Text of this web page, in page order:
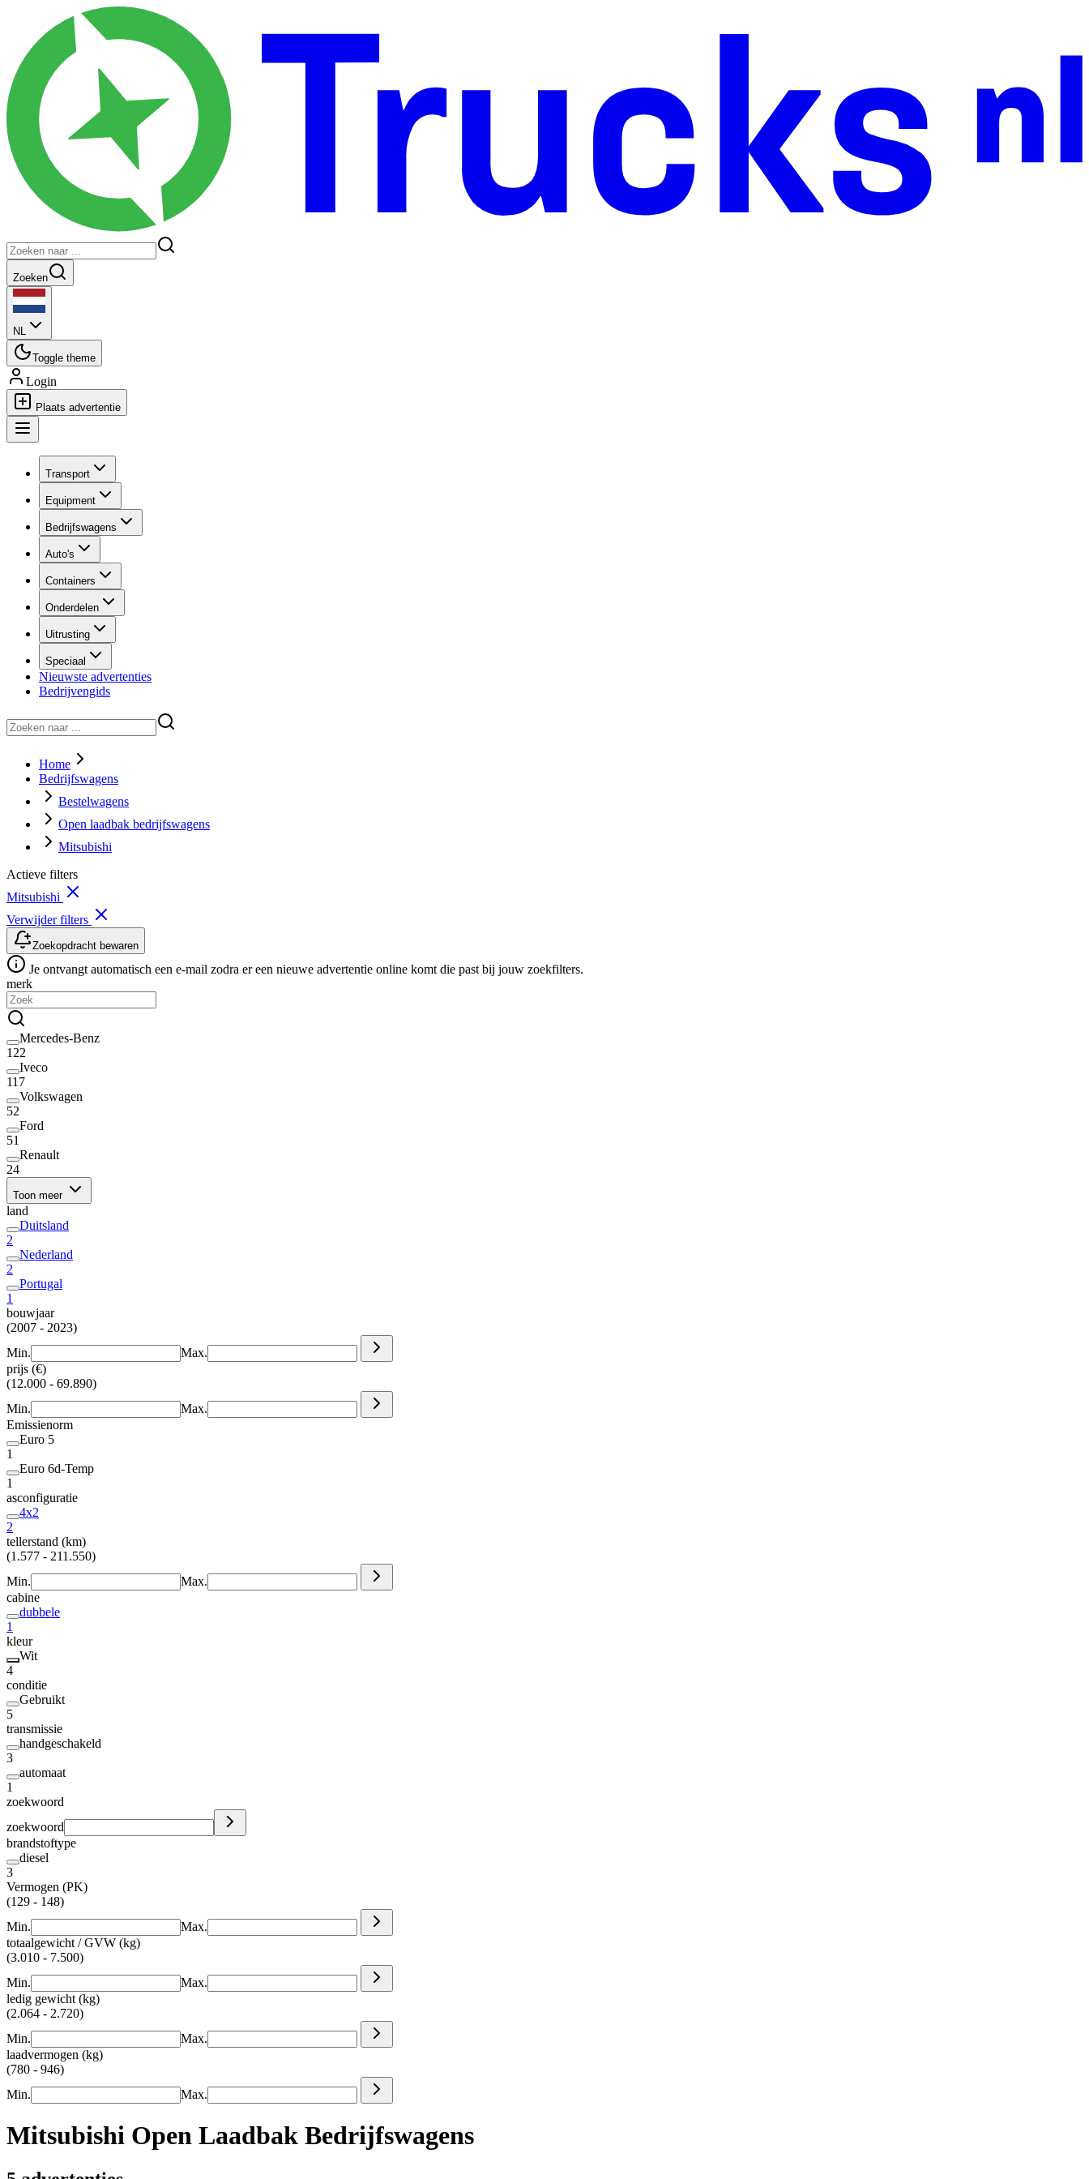
Zoeken
NL
Toggle theme
Login
Plaats advertentie
Transport
Equipment
Bedrijfswagens
Auto's
Containers
Onderdelen
Uitrusting
Speciaal
Nieuwste advertenties
Bedrijvengids
Home
Bedrijfswagens
Bestelwagens
Open laadbak bedrijfswagens
Mitsubishi
Actieve filters
Mitsubishi
Verwijder filters
Zoekopdracht bewaren
Je ontvangt automatisch een e-mail zodra er een nieuwe advertentie online komt die past bij jouw zoekfilters.
merk
Mercedes-Benz
122
Iveco
117
Volkswagen
52
Ford
51
Renault
24
Toon meer
land
Duitsland
2
Nederland
2
Portugal
1
bouwjaar
(2007 - 2023)
Min.
Max.
prijs (€)
(12.000 - 69.890)
Min.
Max.
Emissienorm
Euro 5
1
Euro 6d-Temp
1
asconfiguratie
4x2
2
tellerstand (km)
(1.577 - 211.550)
Min.
Max.
cabine
dubbele
1
kleur
Wit
4
conditie
Gebruikt
5
transmissie
handgeschakeld
3
automaat
1
zoekwoord
zoekwoord
brandstoftype
diesel
3
Vermogen (PK)
(129 - 148)
Min.
Max.
totaalgewicht / GVW (kg)
(3.010 - 7.500)
Min.
Max.
ledig gewicht (kg)
(2.064 - 2.720)
Min.
Max.
laadvermogen (kg)
(780 - 946)
Min.
Max.
Mitsubishi Open Laadbak Bedrijfswagens